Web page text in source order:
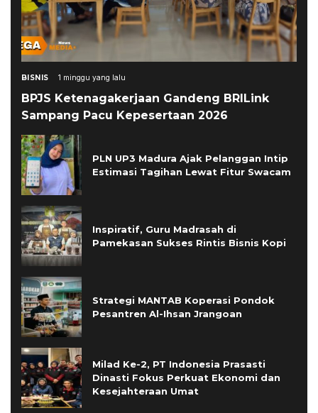
BISNIS 1 minggu yang lalu
BPJS Ketenagakerjaan Gandeng BRILink
Sampang Pacu Kepesertaan 2026
PLN UP3 Madura Ajak Pelanggan Intip
Estimasi Tagihan Lewat Fitur Swacam
Inspiratif, Guru Madrasah di
Pamekasan Sukses Rintis Bisnis Kopi
Strategi MANTAB Koperasi Pondok
Pesantren Al-Ihsan Jrangoan
Milad Ke-2, PT Indonesia Prasasti
Dinasti Fokus Perkuat Ekonomi dan
Kesejahteraan Umat